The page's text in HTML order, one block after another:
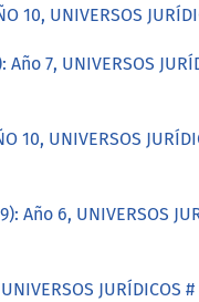
UNIVERSOS
7, UNIVERSOS
UNIVERSOS
Año 6, UNIVERSOS
JURÍDICOS #